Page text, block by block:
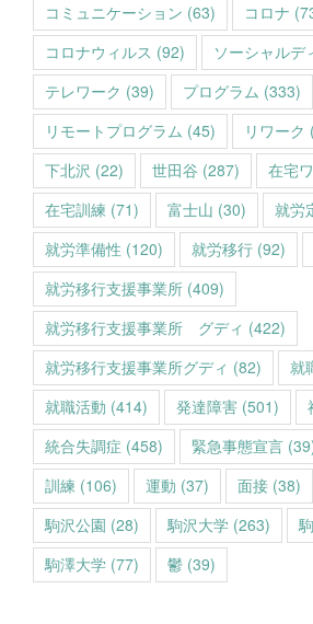
コミュニケーション (63) コロナ
コロナウィルス (92) ソーシャルデ
テレワーク (39) プログラム (333)
リモートプログラム (45) リワーク
下北沢 (22) 世田谷 (287) 在宅
在宅訓練 (71) 富士山 (30) 就労
就労準備性 (120) 就労移行 (92)
就労移行支援事業所 (409)
就労移行支援事業所 グディ (422)
就労移行支援事業所グディ (82) 就
就職活動 (414) 発達障害 (501)
統合失調症 (458) 緊急事態宣言
訓練 (106) 運動 (37) 面接 (38)
駒沢公園 (28) 駒沢大学 (263)
駒澤大学 (77) 鬱 (39)